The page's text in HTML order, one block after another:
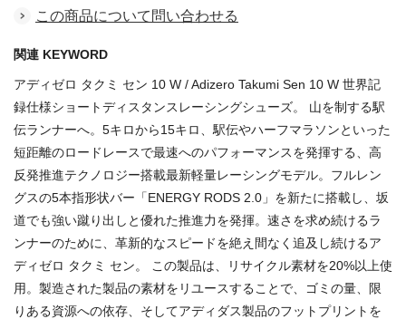
この商品について問い合わせる
関連 KEYWORD
アディゼロ タクミ セン 10 W / Adizero Takumi Sen 10 W 世界記
録仕様ショートディスタンスレーシングシューズ。 山を制する駅
伝ランナーへ。5キロから15キロ、駅伝やハーフマラソンといった
短距離のロードレースで最速へのパフォーマンスを発揮する、高
反発推進テクノロジー搭載最新軽量レーシングモデル。フルレン
グスの5本指形状バー「ENERGY RODS 2.0」を新たに搭載し、坂
道でも強い蹴り出しと優れた推進力を発揮。速さを求め続けるラ
ンナーのために、革新的なスピードを絶え間なく追及し続けるア
ディゼロ タクミ セン。 この製品は、リサイクル素材を20%以上使
用。製造された製品の素材をリユースすることで、ゴミの量、限
りある資源への依存、そしてアディダス製品のフットプリントを